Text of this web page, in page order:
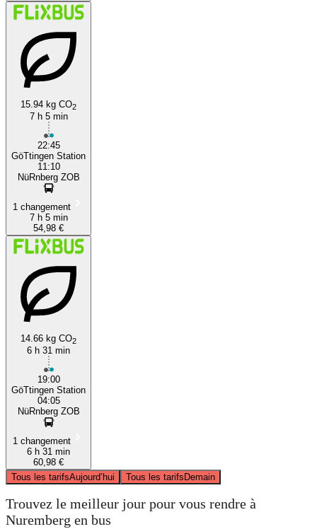
15.94 kg CO2
7 h 5 min
22:45
GöTtingen Station
11:10
NüRnberg ZOB
1 changement
7 h 5 min
54,98 €
14.66 kg CO2
6 h 31 min
19:00
GöTtingen Station
04:05
NüRnberg ZOB
1 changement
6 h 31 min
60,98 €
Tous les tarifsAujourd’hui Tous les tarifsDemain
Trouvez le meilleur jour pour vous rendre à
Nuremberg en bus